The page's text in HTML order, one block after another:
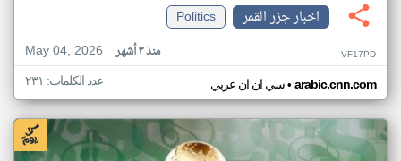
اخبار جزر القمر
Politics
May 04, 2026
منذ ٣ أشهر VF17PD
سي ان ان عربي• arabic.cnn.com عدد الكلمات: ٢٣١